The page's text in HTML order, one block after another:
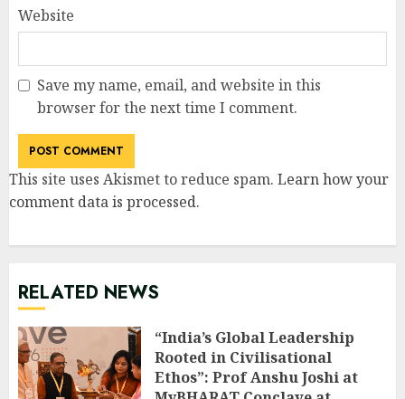
Website
Save my name, email, and website in this
browser for the next time I comment.
This site uses Akismet to reduce spam. Learn how your
comment data is processed.
RELATED NEWS
“India’s Global Leadership
Rooted in Civilisational
Ethos”: Prof Anshu Joshi at